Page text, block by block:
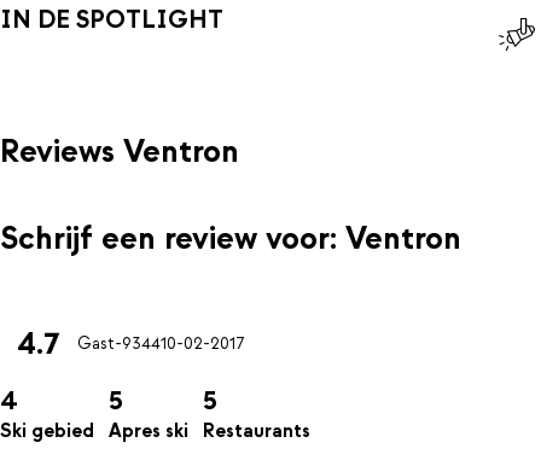
IN DE SPOTLIGHT
Reviews Ventron
Schrijf een review voor: Ventron
4.7 Gast-934410-02-2017
4
Ski gebied
5
Apres ski
5
Restaurants